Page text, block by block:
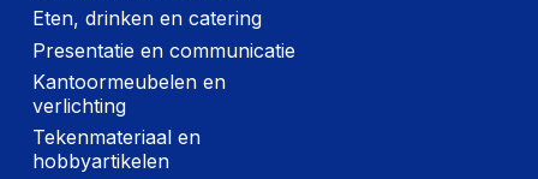
Eten, drinken en catering
Presentatie en communicatie
Kantoormeubelen en
verlichting
Tekenmateriaal en
hobbyartikelen